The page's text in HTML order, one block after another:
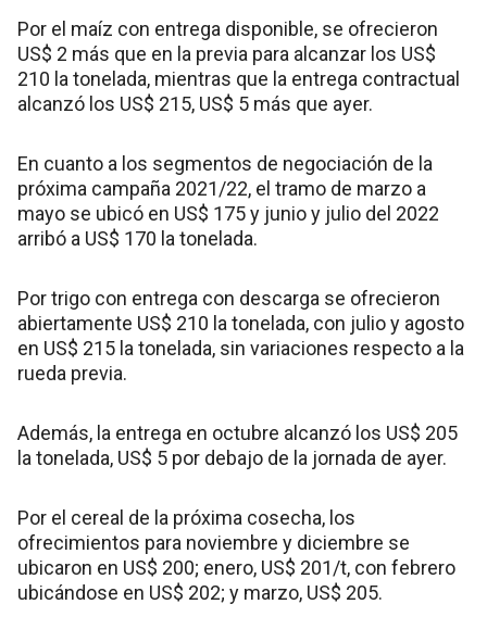
Por el maíz con entrega disponible, se ofrecieron
US$ 2 más que en la previa para alcanzar los US$
210 la tonelada, mientras que la entrega contractual
alcanzó los US$ 215, US$ 5 más que ayer.
En cuanto a los segmentos de negociación de la
próxima campaña 2021/22, el tramo de marzo a
mayo se ubicó en US$ 175 y junio y julio del 2022
arribó a US$ 170 la tonelada.
Por trigo con entrega con descarga se ofrecieron
abiertamente US$ 210 la tonelada, con julio y agosto
en US$ 215 la tonelada, sin variaciones respecto a la
rueda previa.
Además, la entrega en octubre alcanzó los US$ 205
la tonelada, US$ 5 por debajo de la jornada de ayer.
Por el cereal de la próxima cosecha, los
ofrecimientos para noviembre y diciembre se
ubicaron en US$ 200; enero, US$ 201/t, con febrero
ubicándose en US$ 202; y marzo, US$ 205.